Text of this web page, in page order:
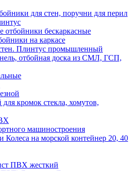
для стен, поручни для перил
отбойники бескаркасные
на каркасе
Плинтус промышленный
отбойная доска из СМЛ, ГСП,
кромок стекла, хомутов,
машиностроения
на морской контейнер 20, 40
ПВХ жесткий